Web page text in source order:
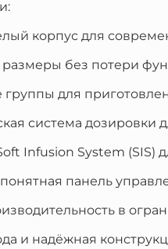
корпус для
без потери
для
система дозировки
Infusion System (SIS)
панель
в
и надёжная